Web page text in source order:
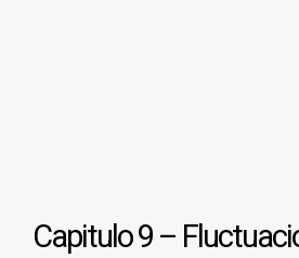
Capitulo 9 –